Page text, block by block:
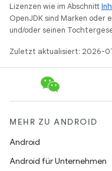
Lizenzen wie im Abschnitt
OpenJDK sind Marken oder
und/oder seinen
Zuletzt aktualisiert: 2026-
MEHR ZU ANDROID
Android
Android für Unternehmen